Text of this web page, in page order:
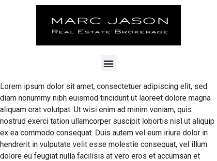
Lorem ipsum dolor sit amet, consectetuer adipiscing elit, sed
diam nonummy nibh euismod tincidunt ut laoreet dolore magna
aliquam erat volutpat. Ut wisi enim ad minim veniam, quis
nostrud exerci tation ullamcorper suscipit lobortis nisl ut aliquip
ex ea commodo consequat. Duis autem vel eum iriure dolor in
hendrerit in vulputate velit esse molestie consequat, vel illum
dolore eu feugiat nulla facilisis at vero eros et accumsan et